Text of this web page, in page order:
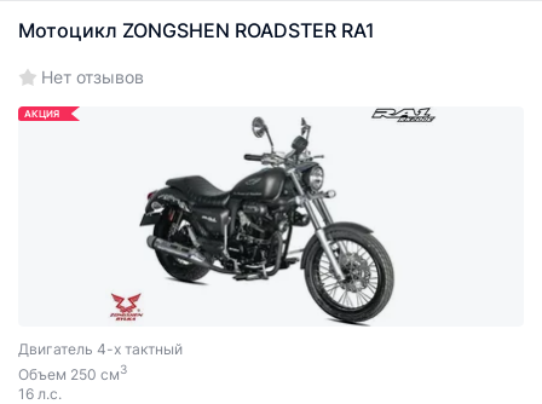
Мотоцикл ZONGSHEN ROADSTER RA1
Нет отзывов
АКЦИЯ
Двигатель 4-х тактный
Объем 250 см3
16 л.с.